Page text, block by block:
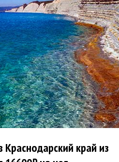
край из